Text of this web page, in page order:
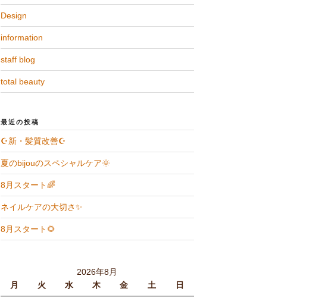
Design
information
staff blog
total beauty
最近の投稿
☪️新・髪質改善☪️
夏のbijouのスペシャルケア🌞
8月スタート🌈
ネイルケアの大切さ✨
8月スタート🌻
2026年8月
月
火 水 木 金 土 日